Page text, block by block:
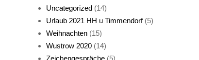
Uncategorized(14)
Urlaub 2021 HH u Timmendorf(5)
Weihnachten(15)
Wustrow 2020(14)
Zeichengespräche(5)